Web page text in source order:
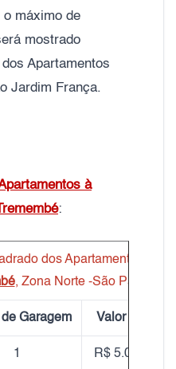
o máximo de
mostrado
Apartamentos
Jardim França.
à
:
dos Apartamentos
, Zona Norte -São Paulo
Garagem Valor do m²
1 R$ 5.050,00